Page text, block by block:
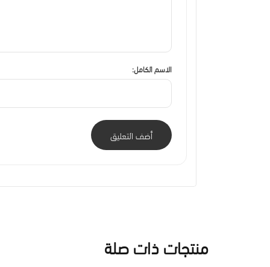
الاسم الكامل:
أضف التعليق
منتجات ذات صلة